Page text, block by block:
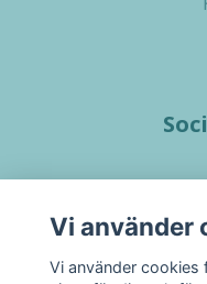
Vi använder
Vi använder cookies